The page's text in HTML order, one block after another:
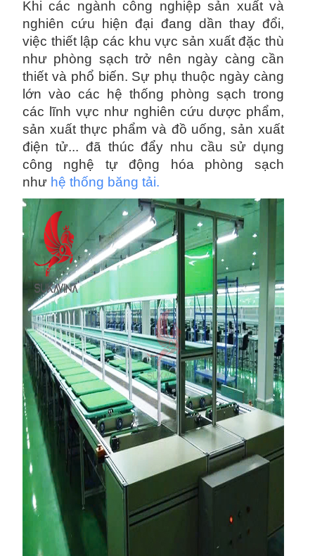
Khi các ngành công nghiệp sản xuất và
nghiên cứu hiện đại đang dần thay đổi,
việc thiết lập các khu vực sản xuất đặc thù
như phòng sạch trở nên ngày càng cần
thiết và phổ biến. Sự phụ thuộc ngày càng
lớn vào các hệ thống phòng sạch trong
các lĩnh vực như nghiên cứu dược phẩm,
sản xuất thực phẩm và đồ uống, sản xuất
điện tử... đã thúc đẩy nhu cầu sử dụng
công nghệ tự động hóa phòng sạch
như hệ thống băng tải.